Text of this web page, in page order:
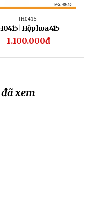
[H0415]
| Hộp hoa 415
1.100.000đ
xem